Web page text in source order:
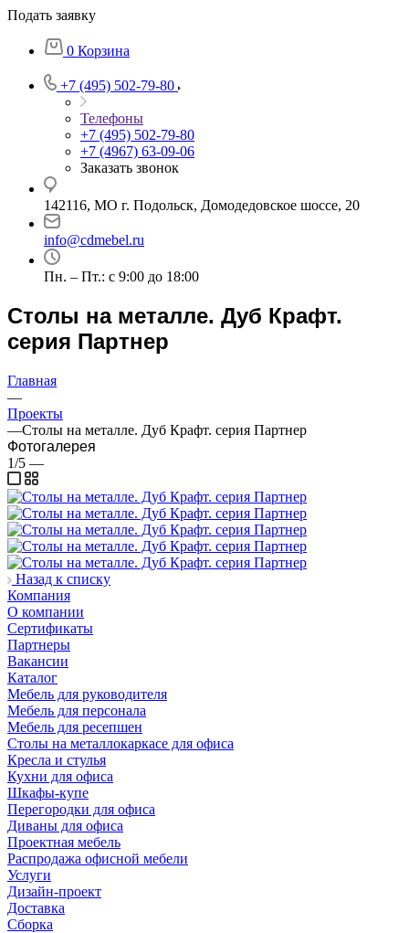
Подать заявку
0 Корзина
+7 (495) 502-79-80
Телефоны
+7 (495) 502-79-80
+7 (4967) 63-09-06
Заказать звонок
142116, МО г. Подольск, Домодедовское шоссе, 20
info@cdmebel.ru
Пн. – Пт.: с 9:00 до 18:00
Столы на металле. Дуб Крафт.
серия Партнер
Главная
—
Проекты
—Столы на металле. Дуб Крафт. серия Партнер
Фотогалерея
1/5 —
Назад к списку
Компания
О компании
Сертификаты
Партнеры
Вакансии
Каталог
Мебель для руководителя
Мебель для персонала
Мебель для ресепшен
Столы на металлокаркасе для офиса
Кресла и стулья
Кухни для офиса
Шкафы-купе
Перегородки для офиса
Диваны для офиса
Проектная мебель
Распродажа офисной мебели
Услуги
Дизайн-проект
Доставка
Сборка